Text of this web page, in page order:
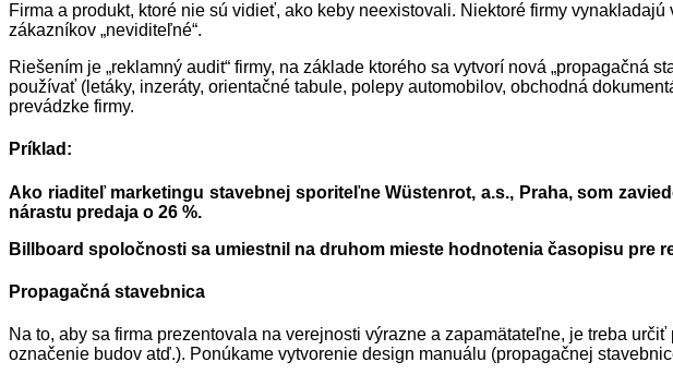
Firma a produkt, ktoré nie sú vidieť, ako keby neexistovali. Niektoré firmy
zákazníkov „neviditeľné“.
Riešením je „reklamný audit“ firmy, na základe ktorého sa vytvorí nová „propagačná
používať (letáky, inzeráty, orientačné tabule, polepy automobilov, obchodná
prevádzke firmy.
Príklad:
Ako riaditeľ marketingu stavebnej sporiteľne Wüstenrot, a.s., Praha, som
nárastu predaja o 26 %.
Billboard spoločnosti sa umiestnil na druhom mieste hodnotenia časopisu pre
Propagačná stavebnica
Na to, aby sa firma prezentovala na verejnosti výrazne a zapamätateľne, je treba
označenie budov atď.). Ponúkame vytvorenie design manuálu (propagačnej